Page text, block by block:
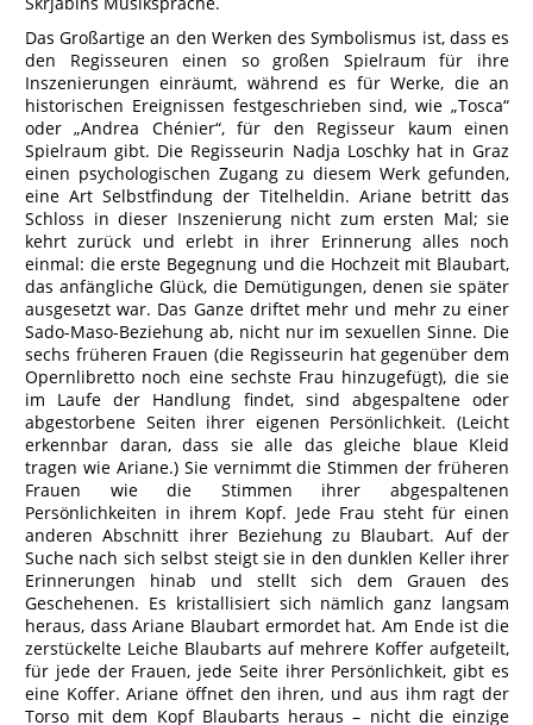
Das Großartige an den Werken des Symbolismus ist, dass es
den Regisseuren einen so großen Spielraum für ihre
Inszenierungen einräumt, während es für Werke, die an
historischen Ereignissen festgeschrieben sind, wie „Tosca“
oder „Andrea Chénier“, für den Regisseur kaum einen
Spielraum gibt. Die Regisseurin Nadja Loschky hat in Graz
einen psychologischen Zugang zu diesem Werk gefunden,
eine Art Selbstfindung der Titelheldin. Ariane betritt das
Schloss in dieser Inszenierung nicht zum ersten Mal; sie
kehrt zurück und erlebt in ihrer Erinnerung alles noch
einmal: die erste Begegnung und die Hochzeit mit Blaubart,
das anfängliche Glück, die Demütigungen, denen sie später
ausgesetzt war. Das Ganze driftet mehr und mehr zu einer
Sado-Maso-Beziehung ab, nicht nur im sexuellen Sinne. Die
sechs früheren Frauen (die Regisseurin hat gegenüber dem
Opernlibretto noch eine sechste Frau hinzugefügt), die sie
im Laufe der Handlung findet, sind abgespaltene oder
abgestorbene Seiten ihrer eigenen Persönlichkeit. (Leicht
erkennbar daran, dass sie alle das gleiche blaue Kleid
tragen wie Ariane.) Sie vernimmt die Stimmen der früheren
Frauen wie die Stimmen ihrer abgespaltenen
Persönlichkeiten in ihrem Kopf. Jede Frau steht für einen
anderen Abschnitt ihrer Beziehung zu Blaubart. Auf der
Suche nach sich selbst steigt sie in den dunklen Keller ihrer
Erinnerungen hinab und stellt sich dem Grauen des
Geschehenen. Es kristallisiert sich nämlich ganz langsam
heraus, dass Ariane Blaubart ermordet hat. Am Ende ist die
zerstückelte Leiche Blaubarts auf mehrere Koffer aufgeteilt,
für jede der Frauen, jede Seite ihrer Persönlichkeit, gibt es
eine Koffer. Ariane öffnet den ihren, und aus ihm ragt der
Torso mit dem Kopf Blaubarts heraus – nicht die einzige